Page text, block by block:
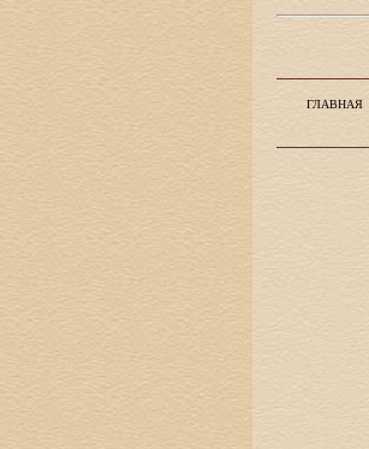
ГЛАВНАЯ